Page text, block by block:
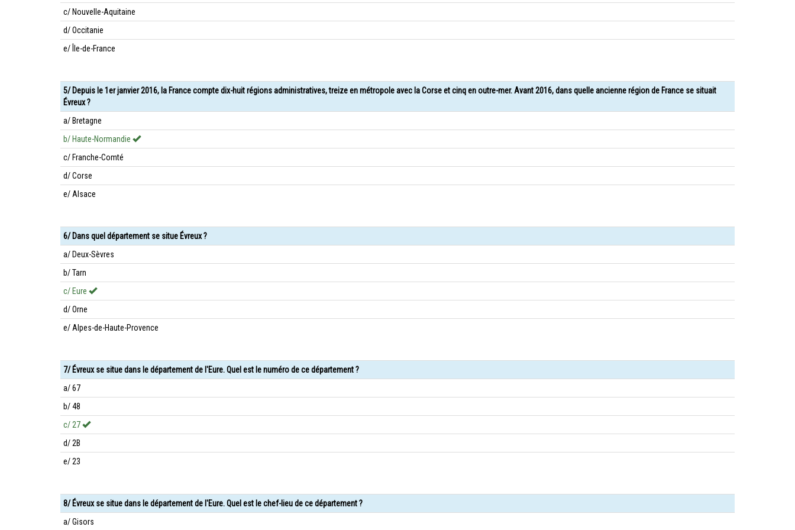
c/ Nouvelle-Aquitaine
d/ Occitanie
e/ Île-de-France
5/ Depuis le 1er janvier 2016, la France compte dix-huit régions administratives, treize en métropole avec la Corse et cinq en outre-mer. Avant 2016, dans quelle ancienne région de France se situait
Évreux ?
a/ Bretagne
b/ Haute-Normandie
c/ Franche-Comté
d/ Corse
e/ Alsace
6/ Dans quel département se situe Évreux ?
a/ Deux-Sèvres
b/ Tarn
c/ Eure
d/ Orne
e/ Alpes-de-Haute-Provence
7/ Évreux se situe dans le département de l'Eure. Quel est le numéro de ce département ?
a/ 67
b/ 48
c/ 27
d/ 2B
e/ 23
8/ Évreux se situe dans le département de l'Eure. Quel est le chef-lieu de ce département ?
a/ Gisors